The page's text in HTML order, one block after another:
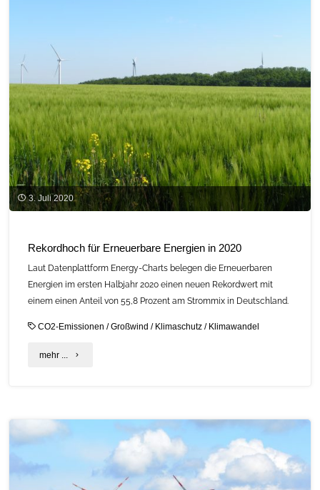
3. Juli 2020
Rekordhoch für Erneuerbare Energien in 2020
Laut Datenplattform Energy-Charts belegen die Erneuerbaren
Energien im ersten Halbjahr 2020 einen neuen Rekordwert mit
einem einen Anteil von 55,8 Prozent am Strommix in Deutschland.
CO2-Emissionen /Großwind / Klimaschutz / Klimawandel
mehr ... "Rekordhoch